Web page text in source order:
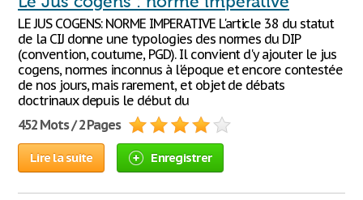
LE JUS COGENS: NORME IMPERATIVE L'article 38 du statut
de la CIJ donne une typologies des normes du DIP
(convention, coutume, PGD). Il convient d'y ajouter le jus
cogens, normes inconnus à l'époque et encore contestée
de nos jours, mais rarement, et objet de débats
doctrinaux depuis le début du
452 Mots / 2 Pages
Lire la suite Enregistrer